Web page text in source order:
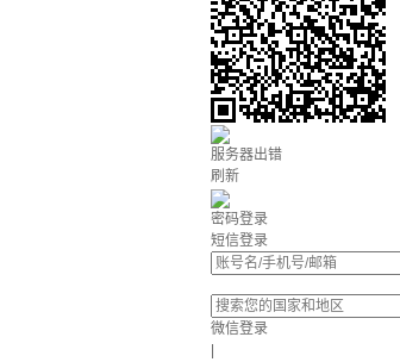
服务器出错
刷新
密码登录
短信登录
微信登录